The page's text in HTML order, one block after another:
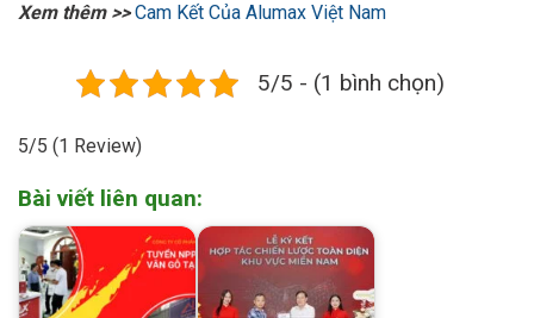
Xem thêm >>Cam Kết Của Alumax Việt Nam
5/5 - (1 bình chọn)
5/5 (1 Review)
Bài viết liên quan: